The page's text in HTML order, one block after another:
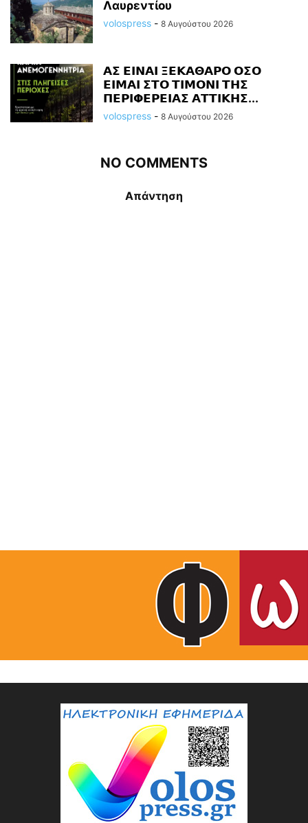
Λαυρεντίου
volospress - 8 Αυγούστου 2026
𝝖𝝨 𝝚𝝞𝝢𝝖𝝞 𝝣𝝚𝝟𝝖𝝝𝝖𝝦𝝤 𝝤𝝨𝝤
𝝚𝝞𝝡𝝖𝝞 𝝨𝝩𝝤 𝝩𝝞𝝡𝝤𝝢𝝞 𝝩𝝜𝝨
𝝥𝝚𝝦𝝞𝝫𝝚𝝦𝝚𝝞𝝖𝝨 𝝖𝝩𝝩𝝞𝝟𝝜𝝨...
volospress - 8 Αυγούστου 2026
NO COMMENTS
Απάντηση